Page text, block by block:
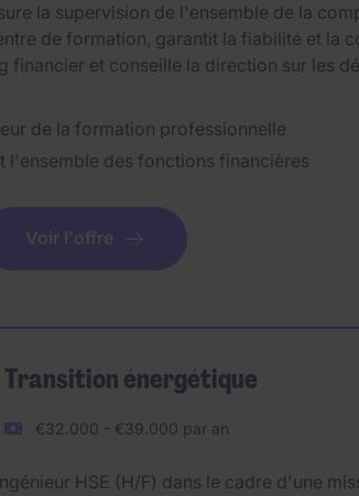
la supervision de l'ensemble de la
de formation, garantit la fiabilité et la
financier et conseille la direction sur les
de la formation professionnelle
l'ensemble des fonctions financières
Voir l'offre
Transition énergétique
€32.000 - €39.000 par an
HSE (H/F) dans le cadre d'une